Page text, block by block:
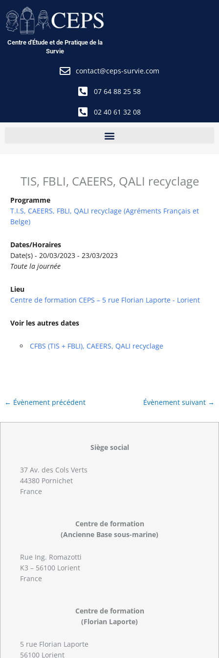
au
contenu
Centre d'Étude et de Pratique de la
Survie
contact@ceps-survie.com
07 64 88 25 58
02 40 61 32 08
TIS, FBLI, CAEERS, QALI recyclage
Programme
T.I.S, CAEERS, FBLI, QALI recyclage (Agréments Français et
Belge)
Dates/Horaires
Date(s) - 20/03/2023 - 23/03/2023
Toute la journée
Lieu
Centre de formation CEPS – 5 rue Florian Laporte - Lorient
Voir les autres dates
CFBS (TIS + FBLI), CAEERS, QALI recyclage
← Évènement précédent Évènement suivant →
Siège social
37 Av. des Cols Verts
44380 Pornichet
France
Centre de formation
(Ancienne Base sous-marine)
Rue Ing. Romazotti
K3 – 56100 Lorient
France
Centre de formation
(Florian Laporte)
5 rue Florian Laporte
56100 Lorient